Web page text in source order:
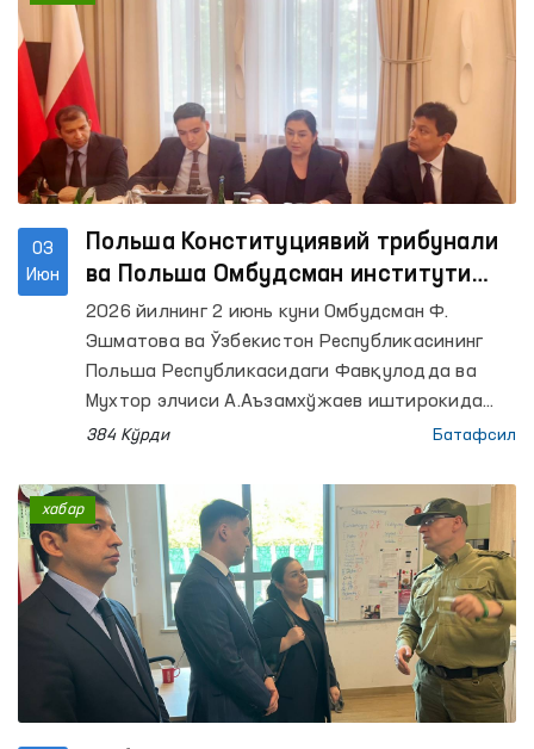
03
Июн
Польша Конституциявий трибунали
ва Польша Омбудсман институти
вакиллари билан мулоқот
2026 йилнинг 2 июнь куни Омбудсман Ф.
Эшматова ва Ўзбекистон Республикасининг
Польша Республикасидаги Фавқулодда ва
Мухтор элчиси А.Аъзамхўжаев иштирокида
Польша Республикаси Конституциявий
ўринбосари Бартломей Соханьский билан
учрашув ўтказди.
384 Кўрди Батафсил
хабар